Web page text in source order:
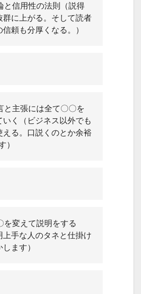
と信用性の法則（説得
群に上がる。そして読者
頼も分厚くなる。）
と主張には全て〇〇を
いく（ビジネス以外でも
える。口説くのとか余裕
）
を変えて説明をする
上手な人のタネと仕掛け
ます）